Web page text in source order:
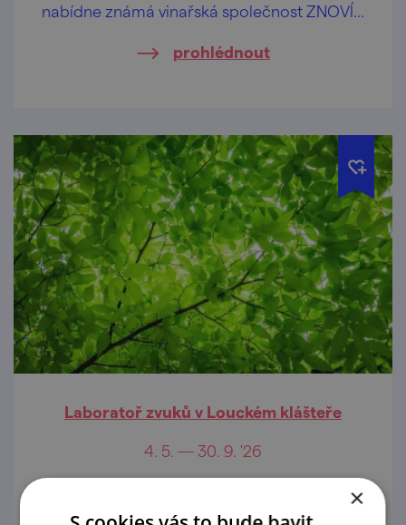
nabídne známá vinařská společnost ZNOVÍN
Louckého kláštera.
prohlédnout
Laboratoř zvuků v Louckém klášteře
4. 5. — 30. 9. '26
Interaktivní výstava Laboratoř zvuků nabídne
od 4. května do 30. září 2026 v prostorách
×